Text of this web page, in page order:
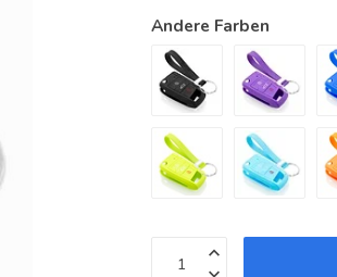
Andere Farben